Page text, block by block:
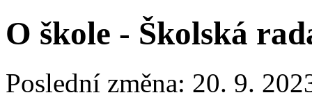
O škole - Školská
Poslední změna: 20. 9.